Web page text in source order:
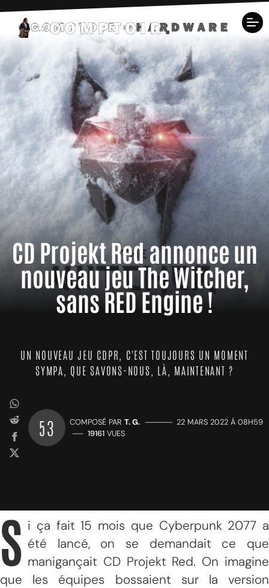
CD Projekt Red annonce un
nouveau jeu The Witcher,
sans RED Engine !
UN NOUVEAU JEU CDPR, C'EST TOUJOURS UN MOMENT
SYMPA, QUE SAVONS-NOUS, LÀ, MAINTENANT ?
53 COMPOSÉ PAR T. G. ————— 22 MARS 2022 À 08H59
—— 19161 VUES
S i ça fait 15 mois que Cyberpunk 2077 a
été lancé, on se demandait ce que
manigançait CD Projekt Red. On imagine
que les équipes bossaient sur la version